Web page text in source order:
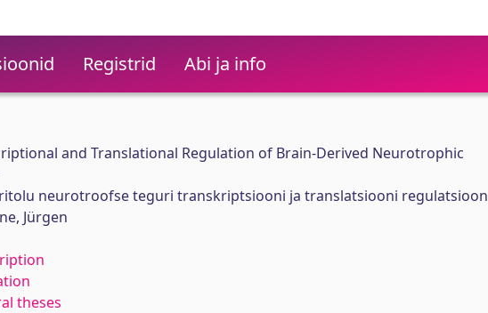
Registrid Abi ja info
and Translational Regulation of Brain-Derived Neurotrophic
neurotroofse teguri transkriptsiooni ja translatsiooni regulatsioon
Jürgen
theses